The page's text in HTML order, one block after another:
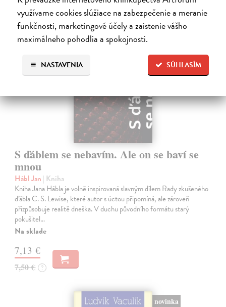
využívame cookies slúžiace na zabezpečenie a meranie
funkčnosti, marketingové účely a zaistenie vášho
maximálneho pohodlia a spokojnosti.
SÚHLASÍM
NASTAVENIA
S ďáblem se nebavím. Ale on se baví se
mnou
Hábl Jan | Kniha
Kniha Jana Hábla je volně inspirovaná slavným dílem Rady zkušeného
ďábla C. S. Lewise, které autor s úctou připomíná, ale zároveň
přizpůsobuje realitě dneška. V duchu původního formátu starý
pokušitel…
Na sklade
7,13 €
7,50 € ?
novinka